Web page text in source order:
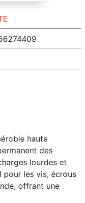
haute
des
lourdes et
les vis, écrous
offrant une